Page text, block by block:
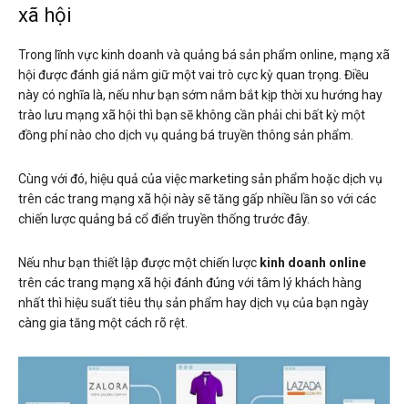
xã hội
Trong lĩnh vực kinh doanh và quảng bá sản phẩm online, mạng xã
hội được đánh giá nắm giữ một vai trò cực kỳ quan trọng. Điều
này có nghĩa là, nếu như bạn sớm nắm bắt kịp thời xu hướng hay
trào lưu mạng xã hội thì bạn sẽ không cần phải chi bất kỳ một
đồng phí nào cho dịch vụ quảng bá truyền thông sản phẩm.
Cùng với đó, hiệu quả của việc marketing sản phẩm hoặc dịch vụ
trên các trang mạng xã hội này sẽ tăng gấp nhiều lần so với các
chiến lược quảng bá cổ điển truyền thống trước đây.
Nếu như bạn thiết lập được một chiến lược kinh doanh online
trên các trang mạng xã hội đánh đúng với tâm lý khách hàng
nhất thì hiệu suất tiêu thụ sản phẩm hay dịch vụ của bạn ngày
càng gia tăng một cách rõ rệt.